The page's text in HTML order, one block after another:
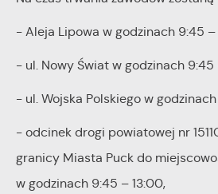
- Aleja Lipowa w godzinach 9:45 –
- ul. Nowy Świat w godzinach 9:45
- ul. Wojska Polskiego w
- odcinek drogi powiatowej nr
granicy Miasta Puck do
w godzinach 9:45 – 13:00,